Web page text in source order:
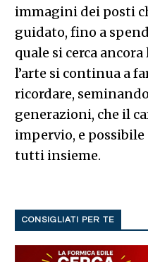
immagini dei posti
guidato, fino a
quale si cerca
l’arte si continua a
ricordare,
generazioni, che il
impervio, e
tutti insieme.
CONSIGLIATI PER TE